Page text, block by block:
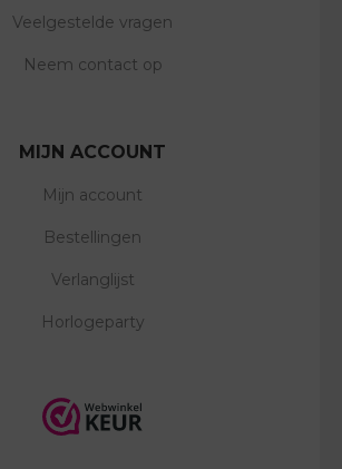
Veelgestelde vragen
Neem contact op
MIJN ACCOUNT
Mijn account
Bestellingen
Verlanglijst
Horlogeparty